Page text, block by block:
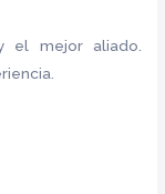
el mejor aliado.